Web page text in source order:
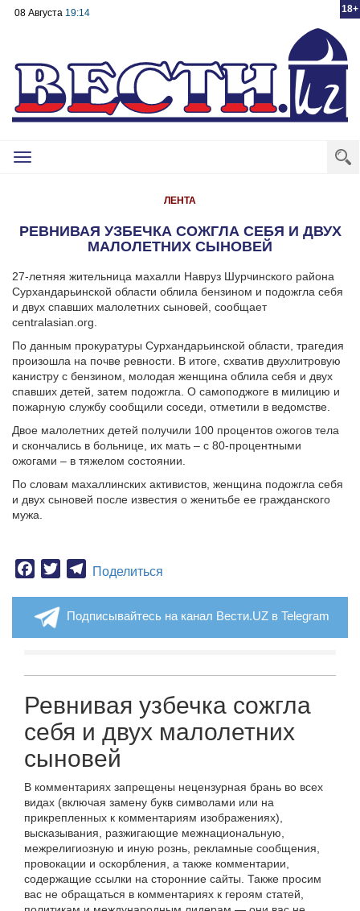
18+
08 Августа 19:14
Toggle
ЛЕНТА
РЕВНИВАЯ УЗБЕЧКА СОЖГЛА СЕБЯ И ДВУХ
МАЛОЛЕТНИХ СЫНОВЕЙ
27-летняя жительница махалли Навруз Шурчинского района
Сурхандарьинской области облила бензином и подожгла себя
и двух спавших малолетних сыновей, сообщает
centralasian.org.
По данным прокуратуры Сурхандарьинской области, трагедия
произошла на почве ревности. В итоге, схватив двухлитровую
канистру с бензином, молодая женщина облила себя и двух
спавших детей, затем подожгла. О самоподжоге в милицию и
пожарную службу сообщили соседи, отметили в ведомстве.
Двое малолетних детей получили 100 процентов ожогов тела
и скончались в больнице, их мать – с 80-процентными
ожогами – в тяжелом состоянии.
По словам махаллинских активистов, женщина подожгла себя
и двух сыновей после известия о женитьбе ее гражданского
мужа.
Facebook
TwitterTelegram
Поделиться
Подписывайтесь на канал Вести.UZ в Telegram
Ревнивая узбечка сожгла
себя и двух малолетних
сыновей
В комментариях запрещены нецензурная брань во всех
видах (включая замену букв символами или на
прикрепленных к комментариям изображениях),
высказывания, разжигающие межнациональную,
межрелигиозную и иную рознь, рекламные сообщения,
провокации и оскорбления, а также комментарии,
содержащие ссылки на сторонние сайты. Также просим
вас не обращаться в комментариях к героям статей,